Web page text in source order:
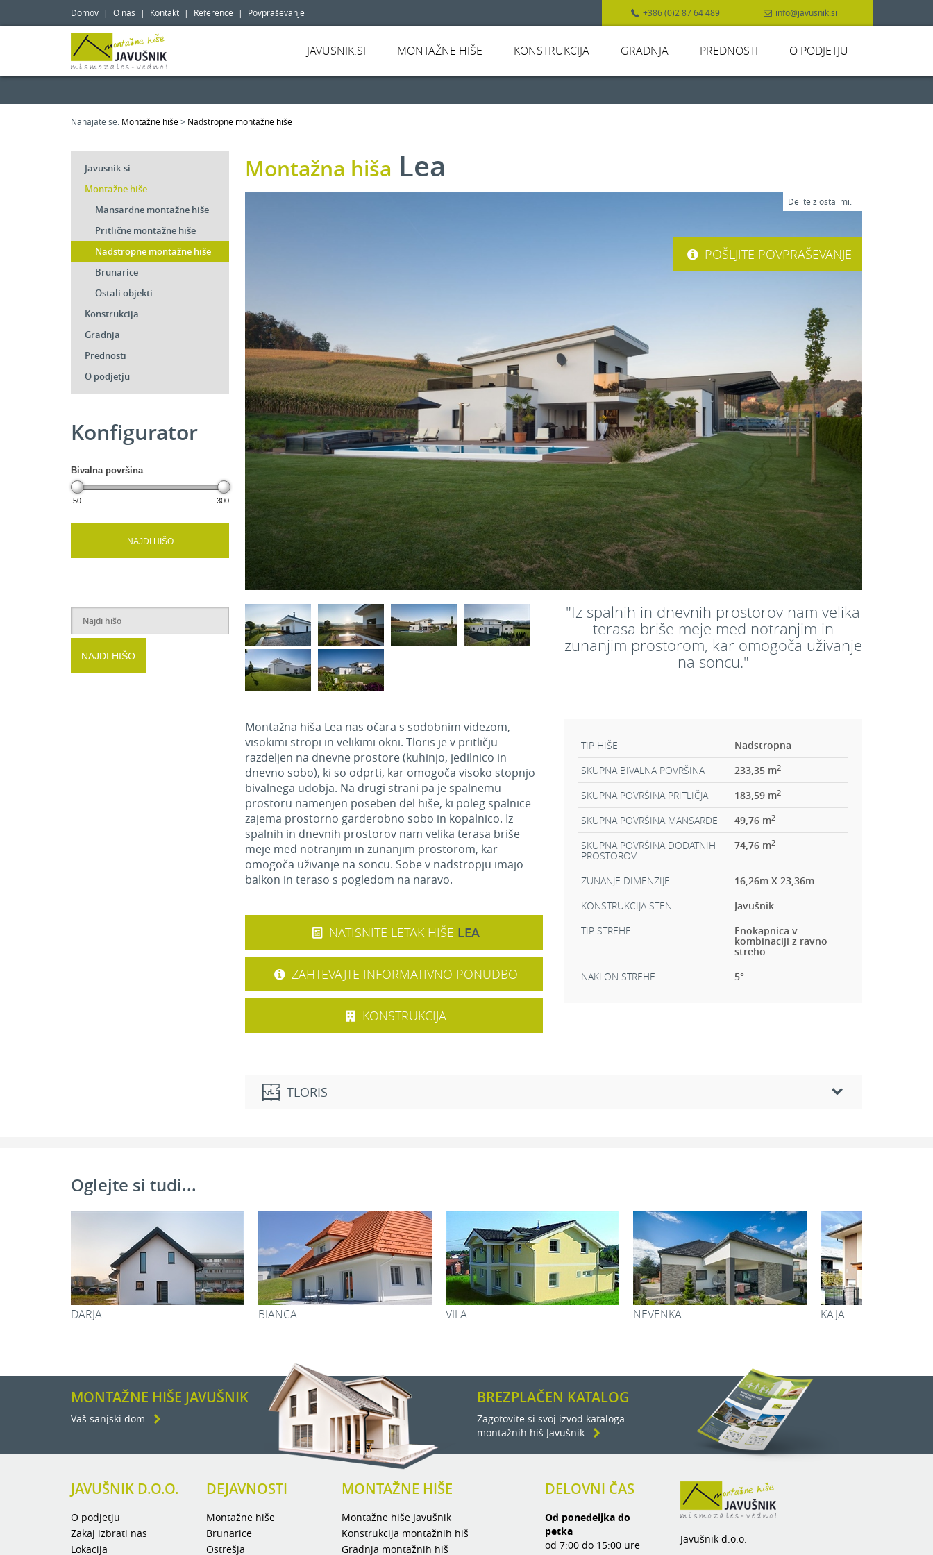
Domov | O nas | Kontakt | Reference | Povpraševanje +386 (0)2 87 64 489 info@javusnik.si
JAVUSNIK.SI MONTAŽNE HIŠE KONSTRUKCIJA GRADNJA PREDNOSTI O PODJETJU
Nahajate se: Montažne hiše> Nadstropne montažne hiše
Montažna hiša Lea
Delite z ostalimi:
POŠLJITE POVPRAŠEVANJE
"Iz spalnih in dnevnih prostorov nam velika
terasa briše meje med notranjim in
zunanjim prostorom, kar omogoča uživanje
na soncu."
Montažna hiša Lea nas očara s sodobnim videzom,
visokimi stropi in velikimi okni. Tloris je v pritličju
razdeljen na dnevne prostore (kuhinjo, jedilnico in
dnevno sobo), ki so odprti, kar omogoča visoko stopnjo
bivalnega udobja. Na drugi strani pa je spalnemu
prostoru namenjen poseben del hiše, ki poleg spalnice
zajema prostorno garderobno sobo in kopalnico. Iz
spalnih in dnevnih prostorov nam velika terasa briše
meje med notranjim in zunanjim prostorom, kar
omogoča uživanje na soncu. Sobe v nadstropju imajo
balkon in teraso s pogledom na naravo.
NATISNITE LETAK HIŠE LEA
ZAHTEVAJTE INFORMATIVNO PONUDBO
KONSTRUKCIJA
TIP HIŠE
Nadstropna
SKUPNA BIVALNA POVRŠINA
233,35 m2
SKUPNA POVRŠINA PRITLIČJA 183,59 m2
SKUPNA POVRŠINA MANSARDE 49,76 m2
SKUPNA POVRŠINA DODATNIH
PROSTOROV
74,76 m2
ZUNANJE DIMENZIJE
16,26m X 23,36m
KONSTRUKCIJA STEN
Javušnik
TIP STREHE
Enokapnica v
kombinaciji z ravno
streho
NAKLON STREHE
5°
TLORIS
12,88 m2
Hodnik: 6,02 m2
Pralnica: 4,98 m2
Stopnišče: 5,20 m2
Vetrolov: 24,36 m2
Jedilnica:
Dnevna soba: 18,62 m
Skupaj: 183,59 m
11,51 m
Skupaj: 49,76 m2
Terasa: 25,16 m
Skupaj: 74,76 m2
Javusnik.si
Montažne hiše
Mansardne montažne hiše
Pritlične montažne hiše
Nadstropne montažne hiše
Brunarice
Ostali objekti
Konstrukcija
Gradnja
Prednosti
O podjetju
Konfigurator
Bivalna površina
50 300
NAJDI HIŠO
NAJDI HIŠO
Oglejte si tudi...
MONTAŽNE HIŠE JAVUŠNIK
Vaš sanjski dom.
BREZPLAČEN KATALOG
Zagotovite si svoj izvod kataloga
montažnih hiš Javušnik.
JAVUŠNIK D.O.O.
O podjetju
Zakaj izbrati nas
Lokacija
DEJAVNOSTI
Montažne hiše
Brunarice
Ostrešja
MONTAŽNE HIŠE
Montažne hiše Javušnik
Konstrukcija montažnih hiš
Gradnja montažnih hiš
DELOVNI ČAS
Od ponedeljka do
petka
od 7:00 do 15:00 ure
Javušnik d.o.o.